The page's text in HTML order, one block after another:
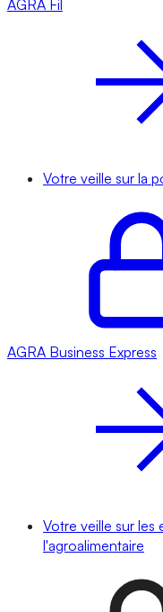
AGRA Fil
Votre veille sur la
AGRA Business Express
Votre veille sur les
l'agroalimentaire